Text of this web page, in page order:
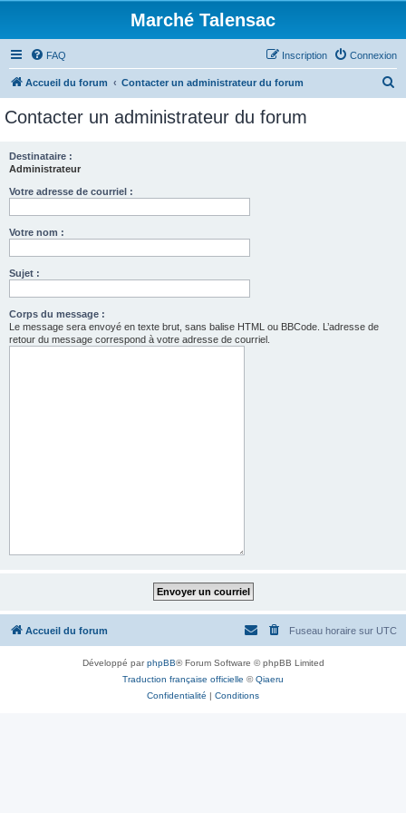
Marché Talensac
FAQ Connexion
Inscription
Accueil du forum Contacter un administrateur du forum
Contacter un administrateur du forum
Destinataire :
Administrateur
Votre adresse de courriel :
Votre nom :
Sujet :
Corps du message :
Le message sera envoyé en texte brut, sans balise HTML ou BBCode. L’adresse de
retour du message correspond à votre adresse de courriel.
Accueil du forum Fuseau horaire sur UTC
Développé parphpBB® Forum Software © phpBB Limited
Traduction française officielle ©Qiaeru
Confidentialité | Conditions